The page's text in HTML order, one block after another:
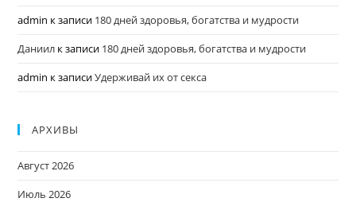
admin к записи 180 дней здоровья, богатства и мудрости
Даниил к записи 180 дней здоровья, богатства и мудрости
admin к записиУдерживай их от секса
АРХИВЫ
Август 2026
Июль 2026